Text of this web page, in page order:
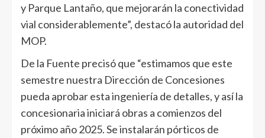
y Parque Lantaño, que mejorarán la conectividad
vial considerablemente”, destacó la autoridad del
MOP.
De la Fuente precisó que “estimamos que este
semestre nuestra Dirección de Concesiones
pueda aprobar esta ingeniería de detalles, y así la
concesionaria iniciará obras a comienzos del
próximo año 2025. Se instalarán pórticos de